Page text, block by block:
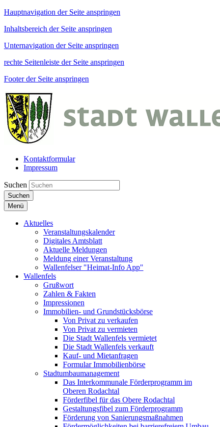
Hauptnavigation der Seite anspringen
Inhaltsbereich der Seite anspringen
Unternavigation der Seite anspringen
rechte Seitenleiste der Seite anspringen
Footer der Seite anspringen
Kontaktformular
Impressum
Suchen
Suchen
Menü
Aktuelles
Veranstaltungskalender
Digitales Amtsblatt
Aktuelle Meldungen
Meldung einer Veranstaltung
Wallenfelser "Heimat-Info App"
Wallenfels
Grußwort
Zahlen & Fakten
Impressionen
Immobilien- und Grundstücksbörse
Von Privat zu verkaufen
Von Privat zu vermieten
Die Stadt Wallenfels vermietet
Die Stadt Wallenfels verkauft
Kauf- und Mietanfragen
Formular Immobilienbörse
Stadtumbaumanagement
Das Interkommunale Förderprogramm im
Oberen Rodachtal
Förderfibel für das Obere Rodachtal
Gestaltungsfibel zum Förderprogramm
Förderung von Sanierungsmaßnahmen